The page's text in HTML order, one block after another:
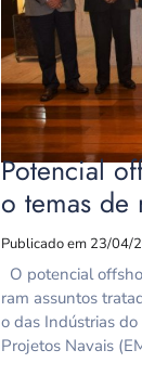
Potencial
o temas de
Publicado em 23/04/
O potencial
ram assuntos
o das Indústrias
Projetos Navais